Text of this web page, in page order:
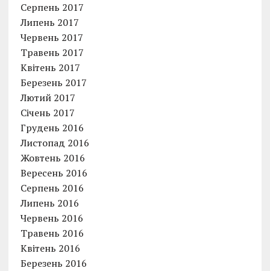
Серпень 2017
Липень 2017
Червень 2017
Травень 2017
Квітень 2017
Березень 2017
Лютий 2017
Січень 2017
Грудень 2016
Листопад 2016
Жовтень 2016
Вересень 2016
Серпень 2016
Липень 2016
Червень 2016
Травень 2016
Квітень 2016
Березень 2016